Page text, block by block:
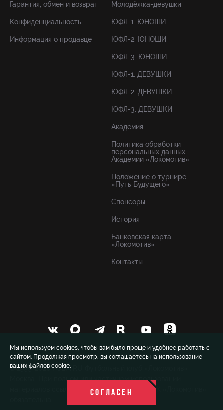
Мы используем cookies, чтобы вам было проще и удобнее работать с
сайтом. Продолжая просмотр, вы соглашаетесь на использование
ваших файлов cookie.
СОГЛАСЕН
Гарантия, обмен и возврат
Конфиденциальность
Информация о продавце
Молодёжка-девушки
ЮФЛ-1. ЮНОШИ
ЮФЛ-2. ЮНОШИ
ЮФЛ-3. ЮНОШИ
ЮФЛ-1. ДЕВУШКИ
ЮФЛ-2. ДЕВУШКИ
ЮФЛ-3. ДЕВУШКИ
Академия
Политика обработки
персональных данных
Академии «Локомотив»
Положение о турнире
«Путь Будущего»
Спонсоры
История
Банковская карта
«Локомотив»
Контакты
© 1999-2026 FCLM.RU Футбольный клуб «Локомотив»
Москва. При полном или частичном использовании
материалов ссылка на официальный сайт ФК «Локомотив»